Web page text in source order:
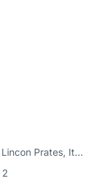
R. Desembargador Lincon Prates, Itapoã
2